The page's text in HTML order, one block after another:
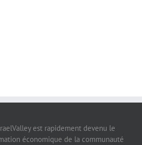
est rapidement devenu le
économique de la communauté